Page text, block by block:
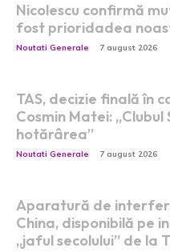
Nicolescu confirmă
fost prioridadea
Noutati Generale 7 august 2026
TAS, decizie finală în
Cosmin Matei:
hotărârea”
Noutati Generale 7 august 2026
Aparatură de
China, disponibilă pe
„jaful secolului” de la